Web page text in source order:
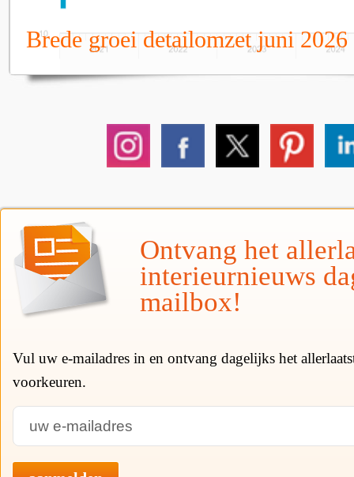
Brede groei detailomzet juni 2026
Ontvang het
interieurnieuws
mailbox!
Vul uw e-mailadres in en ontvang dagelijks het
voorkeuren.